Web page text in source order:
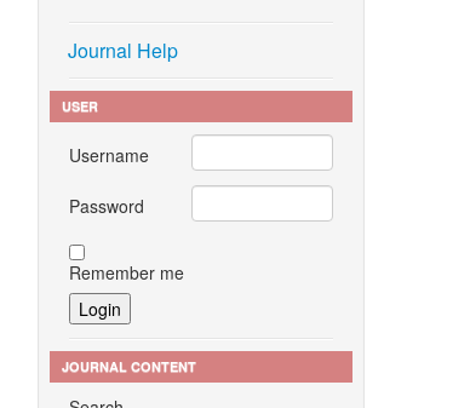
Journal Help
USER
Username
Password
Remember me
JOURNAL CONTENT